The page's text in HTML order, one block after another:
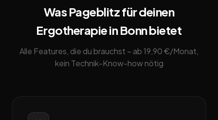
Was Pageblitz für deinen
Ergotherapie in Bonn bietet
Alle Features, die du brauchst – ab 19,90 €/Monat,
kein Technik-Know-how nötig